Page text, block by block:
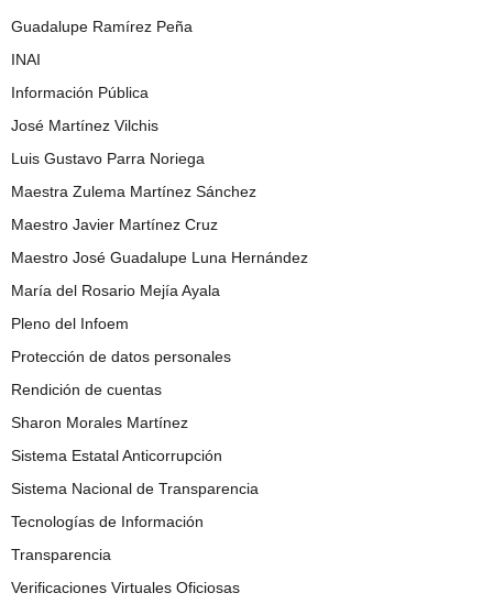
Guadalupe Ramírez Peña
INAI
Información Pública
José Martínez Vilchis
Luis Gustavo Parra Noriega
Maestra Zulema Martínez Sánchez
Maestro Javier Martínez Cruz
Maestro José Guadalupe Luna Hernández
María del Rosario Mejía Ayala
Pleno del Infoem
Protección de datos personales
Rendición de cuentas
Sharon Morales Martínez
Sistema Estatal Anticorrupción
Sistema Nacional de Transparencia
Tecnologías de Información
Transparencia
Verificaciones Virtuales Oficiosas